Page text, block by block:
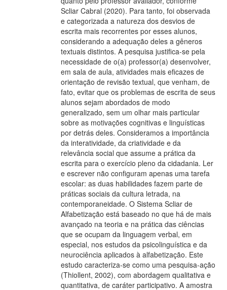
Scliar Cabral (2020). Para tanto, foi observada
e categorizada a natureza dos desvios de
escrita mais recorrentes por esses alunos,
considerando a adequação deles a gêneros
textuais distintos. A pesquisa justifica-se pela
necessidade de o(a) professor(a) desenvolver,
em sala de aula, atividades mais eficazes de
orientação de revisão textual, que venham, de
fato, evitar que os problemas de escrita de seus
alunos sejam abordados de modo
generalizado, sem um olhar mais particular
sobre as motivações cognitivas e linguísticas
por detrás deles. Consideramos a importância
da interatividade, da criatividade e da
relevância social que assume a prática da
escrita para o exercício pleno da cidadania. Ler
e escrever não configuram apenas uma tarefa
escolar: as duas habilidades fazem parte de
práticas sociais da cultura letrada, na
contemporaneidade. O Sistema Scliar de
Alfabetização está baseado no que há de mais
avançado na teoria e na prática das ciências
que se ocupam da linguagem verbal, em
especial, nos estudos da psicolinguística e da
neurociência aplicados à alfabetização. Este
estudo caracteriza-se como uma pesquisa-ação
(Thiollent, 2002), com abordagem qualitativa e
quantitativa, de caráter participativo. A amostra